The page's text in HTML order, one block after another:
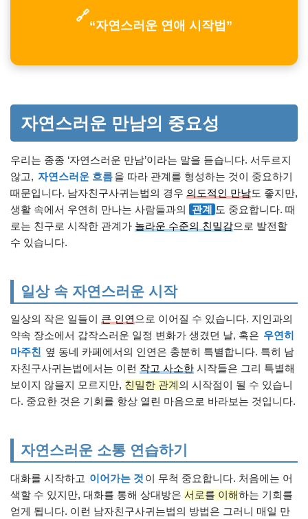
🔗
“자연스러운 연애 시작법”
자연스러운 만남의 중요성
우리는 종종 ‘자연스러운 만남’이라는 말을 듣습니다. 서두르지
않고, 자연스러운 흐름을 따라 관계를 형성하는 것이 중요하기
때문입니다. 남자친구사귀는법의 경우 의도적인 만남도 좋지만,
생활 속에서 우연히 만나는 사람들과의
관계 도 중요합니다. 때
로는 친구로 시작한 관계가 놀라운 수준의 친밀감으로 발전할
수 있습니다.
일상 속 자연스러운 시작
일상의 작은 일들이 큰 인연 으로 이어질 수 있습니다. 지인과의
약속 장소에서 갑작스러운 일정 변화가 생겼던 날, 혹은 우연히
마주친 옆 동네 카페에서의 인연은 충분히 특별합니다. 특히 남
자친구사귀는법에서는 이런 작고 사소한 시작들은 그리 특별해
보이지 않을지 모르지만, 친밀한 관계의 시작점이 될 수 있습니
다. 중요한 것은 기회를 항상 열린 마음으로 바라보는 것입니다.
자연스러운 소통 연습하기
대화를 시작하고 이어가는 것 이 무척 중요합니다. 처음에는 어
색할 수 있지만, 대화를 통해 상대방은 서로를 이해하는 기회를
얻게 됩니다. 이런 남자친구사귀는법의 방법은 그러니 매일 만